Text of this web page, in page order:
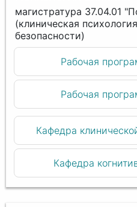
магистратура 37.04.01
(клиническая
безопасности)
Рабочая
Рабочая
Кафедра
Кафедра